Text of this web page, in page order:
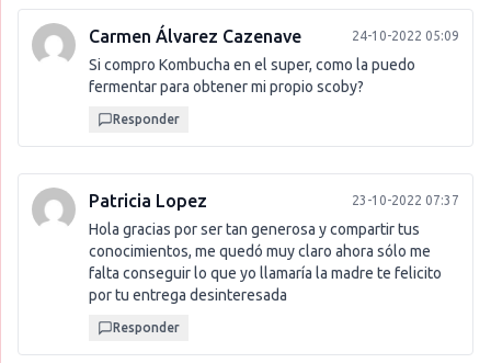
Carmen Álvarez Cazenave 24-10-2022 05:09
Si compro Kombucha en el super, como la puedo
fermentar para obtener mi propio scoby?
Responder
Patricia Lopez 23-10-2022 07:37
Hola gracias por ser tan generosa y compartir tus
conocimientos, me quedó muy claro ahora sólo me
falta conseguir lo que yo llamaría la madre te felicito
por tu entrega desinteresada
Responder